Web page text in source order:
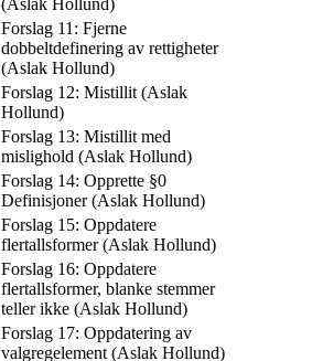
Forslag 11: Fjerne
dobbeltdefinering av rettigheter
(Aslak Hollund)
Forslag 12: Mistillit (Aslak
Hollund)
Forslag 13: Mistillit med
mislighold (Aslak Hollund)
Forslag 14: Opprette §0
Definisjoner (Aslak Hollund)
Forslag 15: Oppdatere
flertallsformer (Aslak Hollund)
Forslag 16: Oppdatere
flertallsformer, blanke stemmer
teller ikke (Aslak Hollund)
Forslag 17: Oppdatering av
valgregelement (Aslak Hollund)